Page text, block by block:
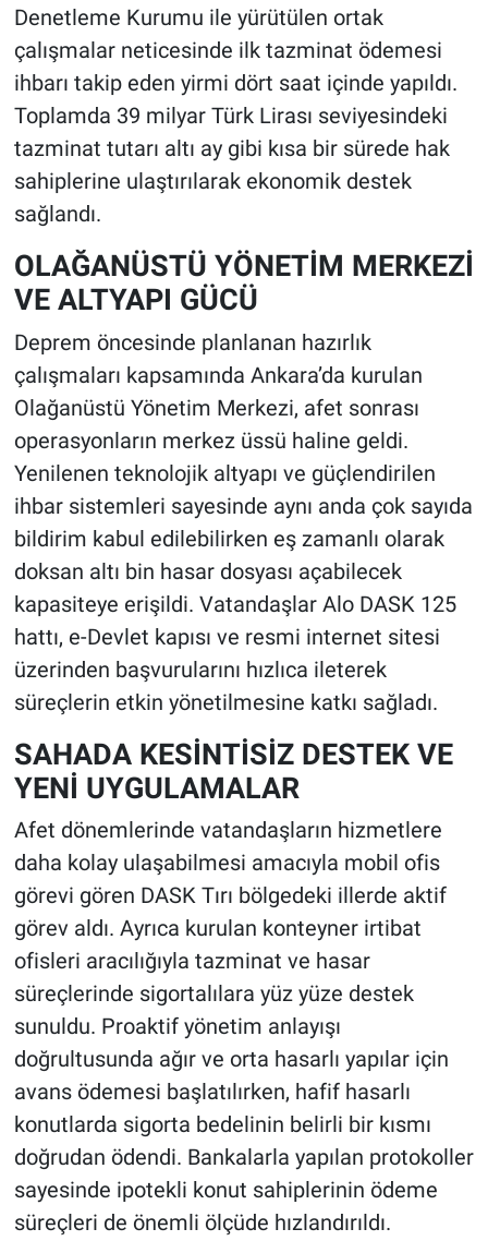
Denetleme Kurumu ile yürütülen ortak
çalışmalar neticesinde ilk tazminat ödemesi
ihbarı takip eden yirmi dört saat içinde yapıldı.
Toplamda 39 milyar Türk Lirası seviyesindeki
tazminat tutarı altı ay gibi kısa bir sürede hak
sahiplerine ulaştırılarak ekonomik destek
sağlandı.
OLAĞANÜSTÜ YÖNETİM MERKEZİ
VE ALTYAPI GÜCÜ
Deprem öncesinde planlanan hazırlık
çalışmaları kapsamında Ankara’da kurulan
Olağanüstü Yönetim Merkezi, afet sonrası
operasyonların merkez üssü haline geldi.
Yenilenen teknolojik altyapı ve güçlendirilen
ihbar sistemleri sayesinde aynı anda çok sayıda
bildirim kabul edilebilirken eş zamanlı olarak
doksan altı bin hasar dosyası açabilecek
kapasiteye erişildi. Vatandaşlar Alo DASK 125
hattı, e-Devlet kapısı ve resmi internet sitesi
üzerinden başvurularını hızlıca ileterek
süreçlerin etkin yönetilmesine katkı sağladı.
SAHADA KESİNTİSİZ DESTEK VE
YENİ UYGULAMALAR
Afet dönemlerinde vatandaşların hizmetlere
daha kolay ulaşabilmesi amacıyla mobil ofis
görevi gören DASK Tırı bölgedeki illerde aktif
görev aldı. Ayrıca kurulan konteyner irtibat
ofisleri aracılığıyla tazminat ve hasar
süreçlerinde sigortalılara yüz yüze destek
sunuldu. Proaktif yönetim anlayışı
doğrultusunda ağır ve orta hasarlı yapılar için
avans ödemesi başlatılırken, hafif hasarlı
konutlarda sigorta bedelinin belirli bir kısmı
doğrudan ödendi. Bankalarla yapılan protokoller
sayesinde ipotekli konut sahiplerinin ödeme
süreçleri de önemli ölçüde hızlandırıldı.